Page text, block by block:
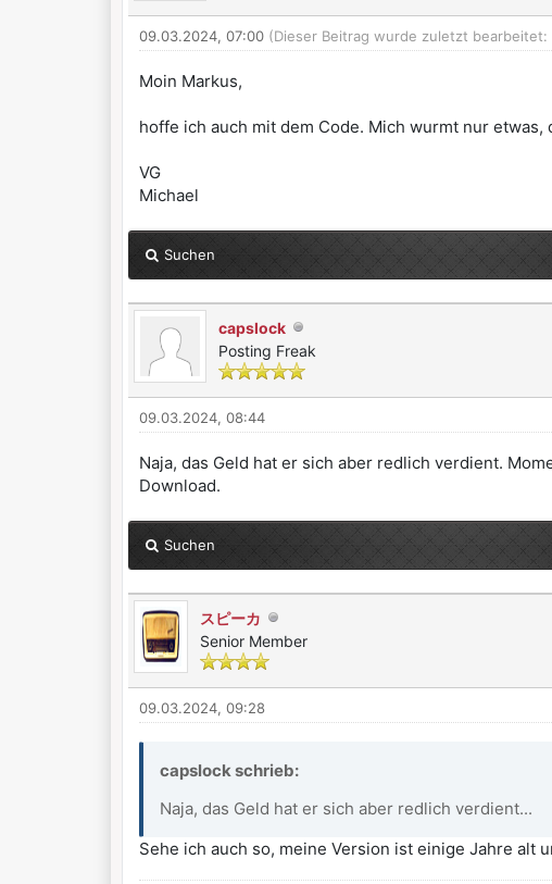
09.03.2024, 07:00 (Dieser Beitrag wurde zuletzt
Moin Markus,
hoffe ich auch mit dem Code. Mich wurmt nur
VG
Michael
Suchen
capslock
Posting Freak
09.03.2024, 08:44
Naja, das Geld hat er sich aber redlich verdient.
Download.
Suchen
スピーカ
Senior Member
09.03.2024, 09:28
capslock schrieb:
Naja, das Geld hat er sich aber redlich verdient...
Sehe ich auch so, meine Version ist einige Jahre alt